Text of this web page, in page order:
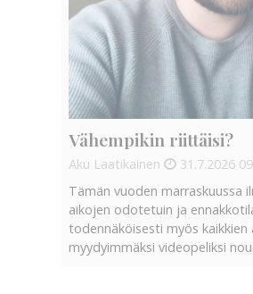
Vähempikin riittäisi?
Aku Laatikainen 31.7.2026
Tämän vuoden marraskuussa
aikojen odotetuin ja
todennäköisesti myös kaikkien
myydyimmäksi videopeliksi